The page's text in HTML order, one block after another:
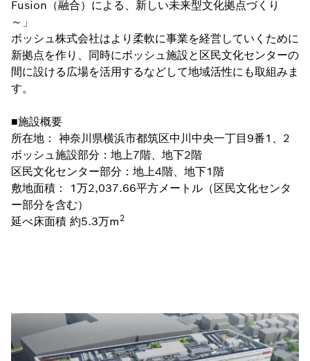
Fusion（融合）による、新しい未来型文化拠点づくり
～」
ボッシュ株式会社はより柔軟に事業を経営していくために
新拠点を作り、同時にボッシュ施設と区民文化センターの
間に設ける広場を活用するなどして地域活性にも取組みま
す。
■施設概要
所在地： 神奈川県横浜市都筑区中川中央一丁目9番1、2
ボッシュ施設部分：地上7階、地下2階
区民文化センター部分：地上4階、地下1階
敷地面積： 1万2,037.66平方メートル（区民文化センタ
ー部分を含む）
延べ床面積 約5.3万m2